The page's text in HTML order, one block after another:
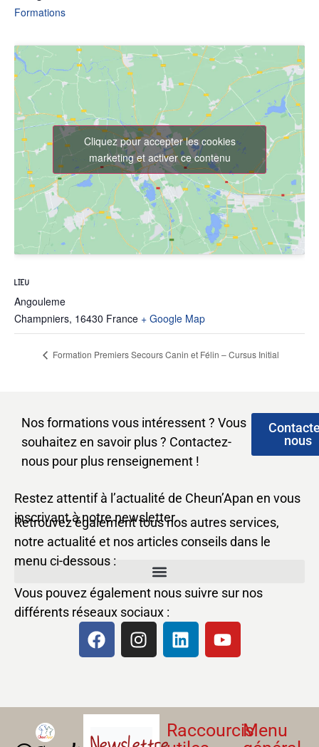
Formations
LIEU
Angouleme
Champniers, 16430 France + Google Map
Cliquez pour accepter les cookies
marketing et activer ce contenu
Formation Premiers Secours Canin et Félin – Cursus Initial
Nos formations vous intéressent ? Vous
souhaitez en savoir plus ? Contactez-
nous pour plus renseignement !
nous
Restez attentif à l’actualité de Cheun’Apan en vous
inscrivant à notre newsletter.
Retrouvez également tous nos autres services,
notre actualité et nos articles conseils dans le
menu ci-dessous :
Vous pouvez également nous suivre sur nos
différents réseaux sociaux :
RaccourcisMenu